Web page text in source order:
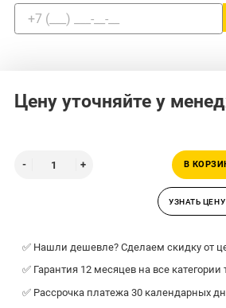
Цену уточняйте у
В
УЗНАТЬ
✅ Нашли дешевле? Сделаем скидку от
✅ Гарантия 12 месяцев на все категории
✅ Рассрочка платежа 30 календарных